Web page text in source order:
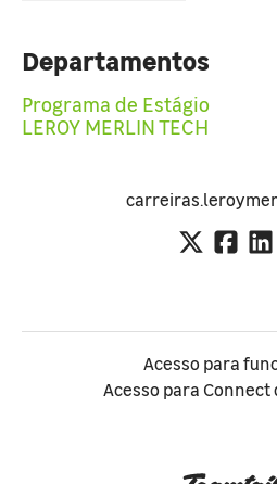
Departamentos
Programa de Estágio
LEROY MERLIN TECH
Acesso para
Acesso para Connect